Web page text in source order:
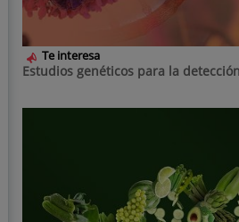
Te interesa
Estudios genéticos para la